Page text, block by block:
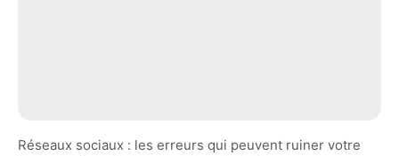
Réseaux sociaux : les erreurs qui peuvent ruiner votre